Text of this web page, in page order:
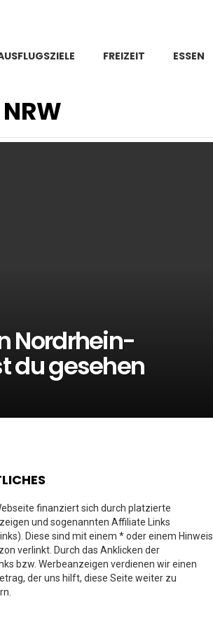
FREIZEIT ESSEN
Nordrhein-
du gesehen
finanziert sich durch platzierte
und sogenannten Affiliate Links
Diese sind mit einem * oder einem Hinweis
verlinkt. Durch das Anklicken der
bzw. Werbeanzeigen verdienen wir einen
der uns hilft, diese Seite weiter zu